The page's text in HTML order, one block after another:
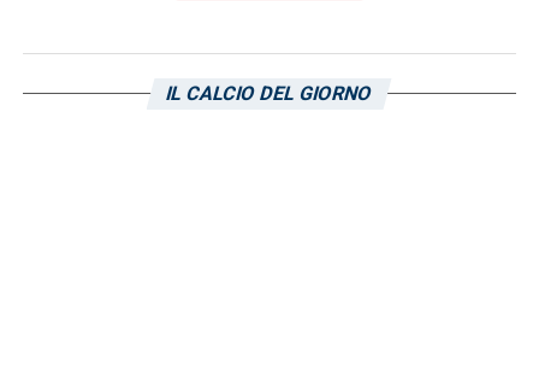
squadre come la Sampdoria che nessuno
IL CALCIO DEL GIORNO